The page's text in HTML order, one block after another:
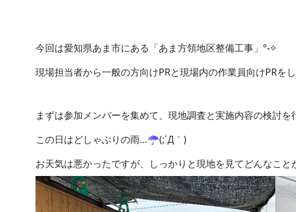
今回は愛知県あま市にある「あま方領地区整備工事」°˖✧
現場担当者から一般の方向けPRと現場内の作業員向けPRを
まずは参加メンバーを集めて、現地調査と実施内容の検討
この日はどしゃぶりの雨…☂(;´Д｀)
お天気は悪かったですが、しっかりと現地を見てどんなこと